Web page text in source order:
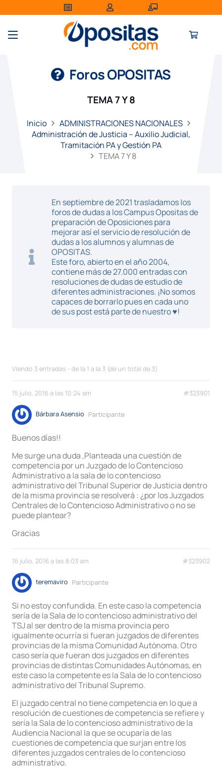
Foros OPOSITAS
TEMA 7 Y 8
Inicio
ADMINISTRACIONES NACIONALES
Administración de Justicia – Auxilio Judicial,
Tramitación PA y Gestión PA
TEMA 7 Y 8
En septiembre de 2021 trasladamos los
foros de dudas a los Campus Opositas de
preparación de Oposiciones para
mejorar así el servicio de resolución de
dudas a los alumnos y alumnas de
OPOSITAS.
Este foro, abierto en el año 2004,
contiene más de 27.000 entradas con
resoluciones de dudas de estudio de
diferentes administraciones. ¡No somos
capaces de borrarlo pues en cada uno
de sus post está parte de nuestro ♥!
Viendo 3 entradas - de la 1 a la 3 (de un total de 3)
15 julio, 2016 a las 10:24 am #323901
Bárbara Asensio Participante
Buenos días!!
Me surge una duda ,Planteada una cuestión de
competencia por un Juzgado de lo Contencioso
Administrativo a la sala de lo contencioso
administrativo del Tribunal Superior de Justicia dentro
de la misma provincia se resolverá : ¿por los Juzgados
Centrales de lo Contencioso Administrativo o no se
puede plantear?
Gracias
16 julio, 2016 a las 8:03 am #323902
teremaviro Participante
Si no estoy confundida. En este caso la competencia
sería de la Sala de lo contencioso administrativo del
TSJ al ser dentro de la misma provincia pero
igualmente ocurría si fueran juzgados de diferentes
provincias de la misma Comunidad Autónoma. Otro
caso sería que fueran dos juzgados en diferentes
provincias de distintas Comunidades Autónomas, en
este caso la competente es la Sala de lo contencioso
administrativo del Tribunal Supremo.
El juzgado central no tiene competencia en lo que a
resolución de cuestiones de competencia se refiere y
sería la Sala de lo contencioso administrativo de la
Audiencia Nacional la que se ocuparía de las
cuestiones de competencia que surjan entre los
diferentes juzgados centrales de lo contencioso
administrativo.